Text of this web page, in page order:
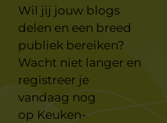
Wil jij jouw blogs
delen en een breed
publiek bereiken?
Wacht niet langer en
registreer je
vandaag nog
opKeuken-